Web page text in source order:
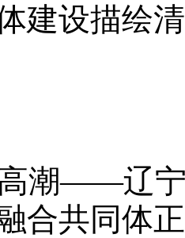
建设描绘
潮——辽宁
合共同体